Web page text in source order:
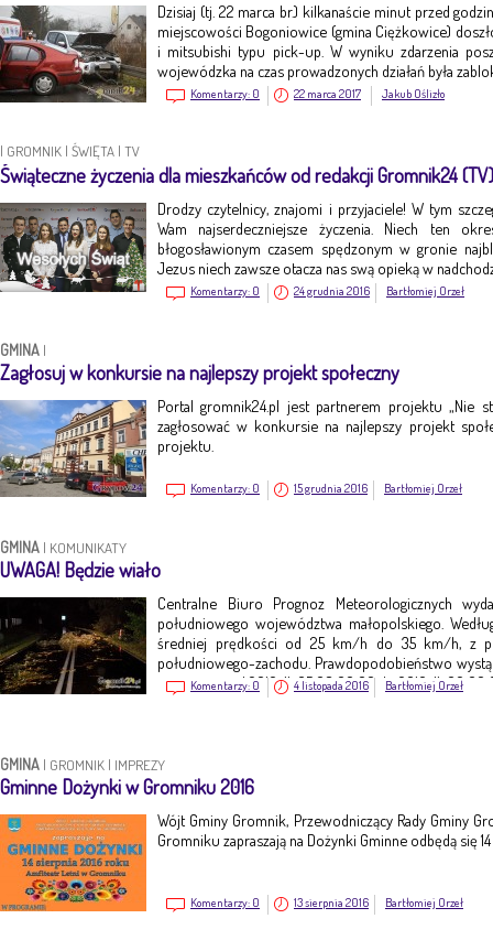
Dzisiaj (tj. 22 marca br.) kilkanaście minut przed
miejscowości Bogoniowice (gmina Ciężkowice)
i mitsubishi typu pick-up. W wyniku zdarzenia
wojewódzka na czas prowadzonych działań była
Komentarzy: 0 22 marca 2017 Jakub Oślizło
| GROMNIK | ŚWIĘTA | TV
Świąteczne życzenia dla mieszkańców od redakcji Gromnik24 (TV)
Drodzy czytelnicy, znajomi i przyjaciele! W tym
Wam najserdeczniejsze życzenia. Niech ten
błogosławionym czasem spędzonym w gronie
Jezus niech zawsze otacza nas swą opieką w
Komentarzy: 0 24 grudnia 2016 Bartłomiej Orzeł
GMINA |
Zagłosuj w konkursie na najlepszy projekt społeczny
Portal gromnik24.pl jest partnerem projektu „Nie
zagłosować w konkursie na najlepszy projekt
projektu.
Komentarzy: 0 15 grudnia 2016 Bartłomiej Orzeł
GMINA | KOMUNIKATY
UWAGA! Będzie wiało
Centralne Biuro Prognoz Meteorologicznych
południowego województwa małopolskiego.
średniej prędkości od 25 km/h do 35 km/h, z
południowego-zachodu. Prawdopodobieństwo
jest ważne o d 2016-11-05 08:00:00 do 2016-11-06
Komentarzy: 0 4 listopada 2016 Bartłomiej Orzeł
GMINA | GROMNIK | IMPREZY
Gminne Dożynki w Gromniku 2016
Wójt Gminy Gromnik, Przewodniczący Rady Gminy
Gromniku zapraszają na Dożynki Gminne odbędą się
Komentarzy: 0 13 sierpnia 2016 Bartłomiej Orzeł